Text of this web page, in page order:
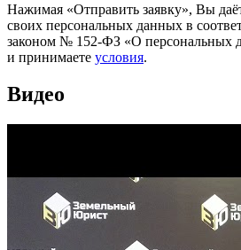
Нажимая «Отправить заявку», Вы
своих персональных данных в
законом № 152-ФЗ «О персональных
и принимаете условия.
Видео